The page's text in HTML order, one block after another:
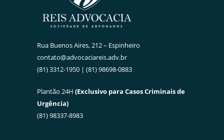
Rua Buenos Aires, 212 – Espinheiro
contato@advocaciareis.adv.br
(81) 3312-1950 | (81) 98698-0883
Plantão 24H (Exclusivo para Casos Criminais de
Urgência)
(81) 98337-8983